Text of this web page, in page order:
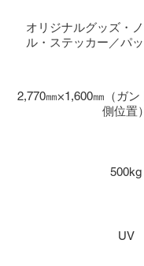
オリジナルグッズ・
ル・ステッカー／パ
2,770㎜×1,600㎜（ガン
側位置）
500kg
UV